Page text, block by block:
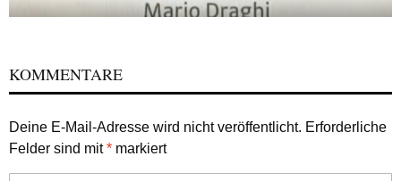
KOMMENTARE
Deine E-Mail-Adresse wird nicht veröffentlicht. Erforderliche
Felder sind mit* markiert